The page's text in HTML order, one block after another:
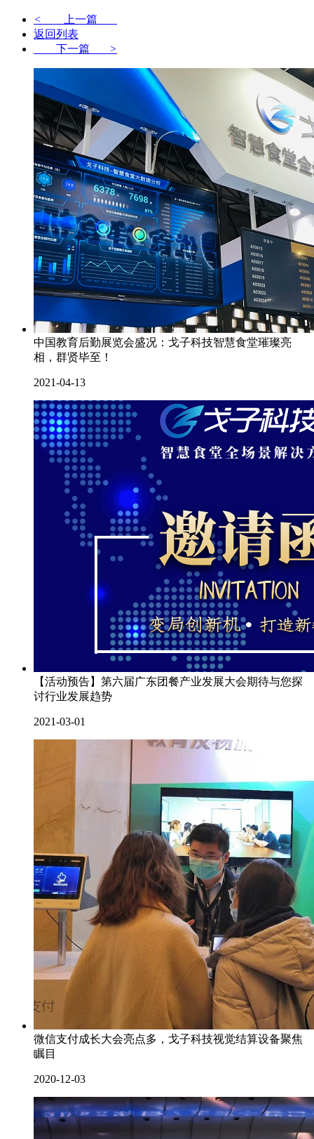
< 上一篇
返回列表
下一篇 >
中国教育后勤展览会盛况：戈子科技智慧食堂璀璨亮
相，群贤毕至！
2021-04-13
【活动预告】第六届广东团餐产业发展大会期待与您探
讨行业发展趋势
2021-03-01
微信支付成长大会亮点多，戈子科技视觉结算设备聚焦
瞩目
2020-12-03